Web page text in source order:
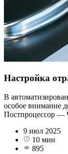
Настройка
В
особое внимание
Постпроцессор —
9 июл 2025
10 мин
895